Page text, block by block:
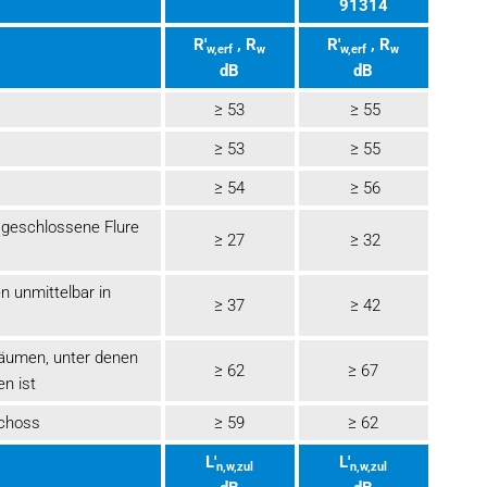
91314
R'w,erf , Rw
dB
R'w,erf , Rw
dB
≥ 53
≥ 55
≥ 53
≥ 55
≥ 54
≥ 56
Flure
≥ 27 ≥ 32
unmittelbar in
≥ 37 ≥ 42
unter denen
ist
≥ 62 ≥ 67
≥ 59
≥ 62
L'n,w,zul L'n,w,zul